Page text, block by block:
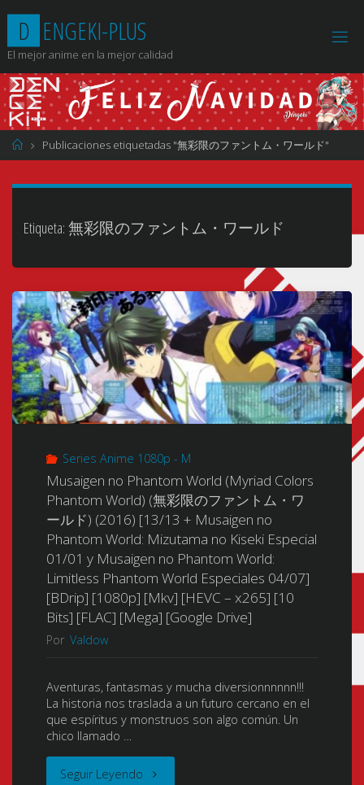
contenido
D ENGEKI-PLUS
El mejor anime en la mejor calidad
Página
de
Publicaciones etiquetadas "無彩限のファントム・ワールド"
Etiqueta: 無彩限のファントム・ワールド
Series Anime 1080p - M
Musaigen no Phantom World (Myriad Colors
Phantom World) (無彩限のファントム・ワ
ールド) (2016) [13/13 + Musaigen no
Phantom World: Mizutama no Kiseki Especial
01/01 y Musaigen no Phantom World:
Limitless Phantom World Especiales 04/07]
[BDrip] [1080p] [Mkv] [HEVC – x265] [10
Bits] [FLAC] [Mega] [Google Drive]
Por Valdow
Aventuras, fantasmas y mucha diversionnnnnn!!!
La historia nos traslada a un futuro cercano en el
que espíritus y monstruos son algo común. Un
chico llamado …
Seguir Leyendo "Musaigen